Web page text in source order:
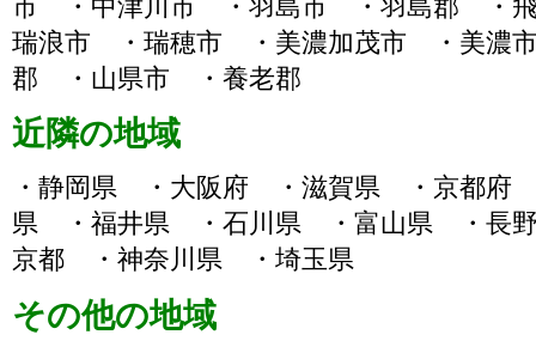
市 ・中津川市 ・羽島市 ・羽島郡 ・
瑞浪市 ・瑞穂市 ・美濃加茂市 ・美濃
郡 ・山県市 ・養老郡
近隣の地域
・静岡県 ・大阪府 ・滋賀県 ・京都府
県 ・福井県 ・石川県 ・富山県 ・長
京都 ・神奈川県 ・埼玉県
その他の地域